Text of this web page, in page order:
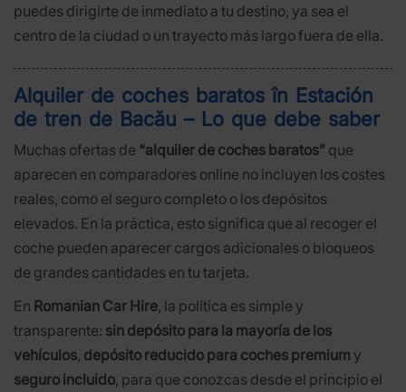
puedes dirigirte de inmediato a tu destino, ya sea el
centro de la ciudad o un trayecto más largo fuera de ella.
Alquiler de coches baratos în Estación
de tren de Bacău – Lo que debe saber
Muchas ofertas de “alquiler de coches baratos” que
aparecen en comparadores online no incluyen los costes
reales, como el seguro completo o los depósitos
elevados. En la práctica, esto significa que al recoger el
coche pueden aparecer cargos adicionales o bloqueos
de grandes cantidades en tu tarjeta.
En Romanian Car Hire, la política es simple y
transparente: sin depósito para la mayoría de los
vehículos, depósito reducido para coches premium y
seguro incluido, para que conozcas desde el principio el